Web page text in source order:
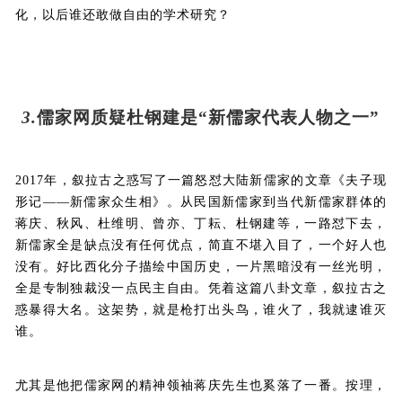
化，以后谁还敢做自由的学术研究？
3.儒家网质疑杜钢建是“新儒家代表人物之一”
2017年，叙拉古之惑写了一篇怒怼大陆新儒家的文章《夫子现
形记——新儒家众生相》。从民国新儒家到当代新儒家群体的
蒋庆、秋风、杜维明、曾亦、丁耘、杜钢建等，一路怼下去，
新儒家全是缺点没有任何优点，简直不堪入目了，一个好人也
没有。好比西化分子描绘中国历史，一片黑暗没有一丝光明，
全是专制独裁没一点民主自由。凭着这篇八卦文章，叙拉古之
惑暴得大名。这架势，就是枪打出头鸟，谁火了，我就逮谁灭
谁。
尤其是他把儒家网的精神领袖蒋庆先生也奚落了一番。按理，